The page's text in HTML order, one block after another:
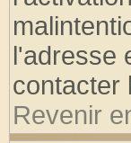
l'adresse
contacter
Revenir